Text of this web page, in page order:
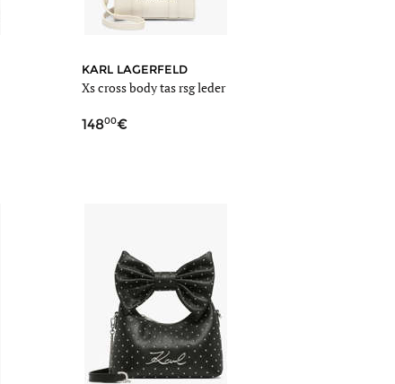
KARL LAGERFELD
Xs cross body tas rsg leder
14800